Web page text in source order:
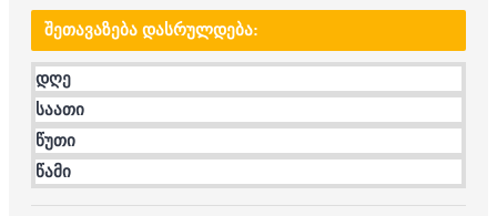
ᲨᲔᲗᲐᲕᲐᲖᲔᲑᲐ ᲓᲐᲡᲠᲣᲚᲓᲔᲑᲐ:
დღე
საათი
წუთი
წამი